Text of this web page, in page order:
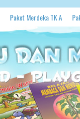
Paket Merdeka TK A